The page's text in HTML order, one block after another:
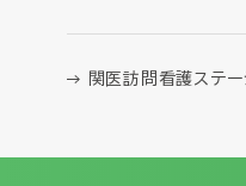
関医訪問看護ステー